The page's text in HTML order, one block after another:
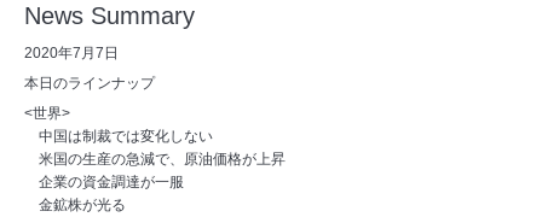
News Summary
2020年7月7日
本日のラインナップ
<世界>
中国は制裁では変化しない
米国の生産の急減で、原油価格が上昇
企業の資金調達が一服
金鉱株が光る